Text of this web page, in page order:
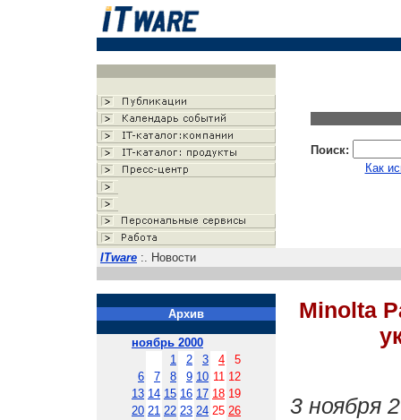
Поиск:
Как
ITware :. Новости
Архив
ноябрь 2000
1
2 3 4
5
6
7 8 9 10 11 12
13 14 15 16 17 18 19
20 21 22 23 24 25 26
Minolta
3 ноября